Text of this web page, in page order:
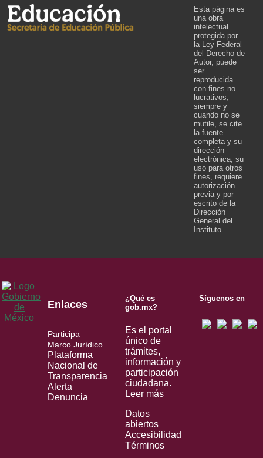
Esta página es
una obra
intelectual
protegida por
la Ley Federal
del Derecho de
Autor, puede
ser
reproducida
con fines no
lucrativos,
siempre y
cuando no se
mutile, se cite
la fuente
completa y su
dirección
electrónica; su
uso para otros
fines, requiere
autorización
previa y por
escrito de la
Dirección
General del
Instituto.
Enlaces
Participa
Marco Jurídico
Plataforma
Nacional de
Transparencia
Alerta
Denuncia
¿Qué es
gob.mx?
Es el portal
único de
trámites,
información y
participación
ciudadana.
Leer más
Datos
abiertos
Accesibilidad
Términos
Síguenos en